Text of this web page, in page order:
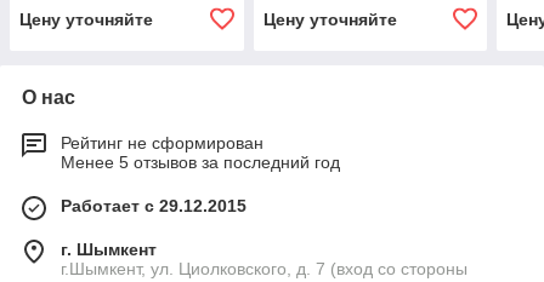
Цену уточняйте
Цену уточняйте
О нас
Рейтинг не сформирован
Менее 5 отзывов за последний год
Работает с 29.12.2015
г. Шымкент
г.Шымкент, ул. Циолковского, д. 7 (вход со стороны